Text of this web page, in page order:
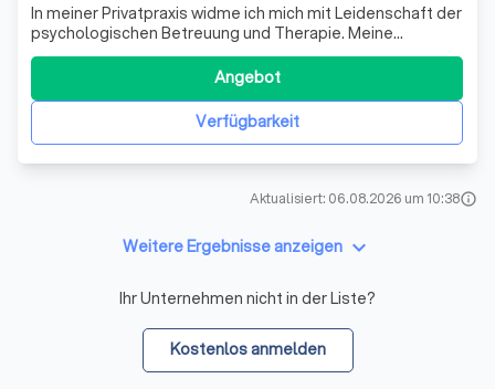
In meiner Privatpraxis widme ich mich mit Leidenschaft der
psychologischen Betreuung und Therapie. Meine
umfassende Ausbildung in Verhaltenstherapie,
Paartherapie, Hypnotherapie sowie meine
Zertifizierungen als Mediatorin und Coach ermöglichen es
mir, ein breites Spektrum an psychischen Herausforder
Verfügbarkeit
Angebot
Aktualisiert: 06.08.2026 um 10:38info
Weitere Ergebnisse anzeigen keyboard_arrow_down
Ihr Unternehmen nicht in der Liste?
Kostenlos anmelden